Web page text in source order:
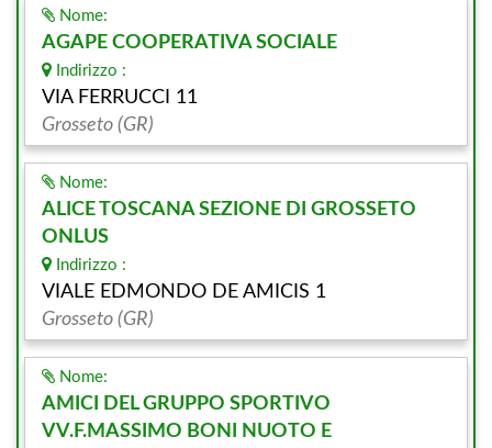
Nome:
AGAPE COOPERATIVA SOCIALE
Indirizzo :
VIA FERRUCCI 11
Grosseto (GR)
Nome:
ALICE TOSCANA SEZIONE DI GROSSETO
ONLUS
Indirizzo :
VIALE EDMONDO DE AMICIS 1
Grosseto (GR)
Nome:
AMICI DEL GRUPPO SPORTIVO
VV.F.MASSIMO BONI NUOTO E